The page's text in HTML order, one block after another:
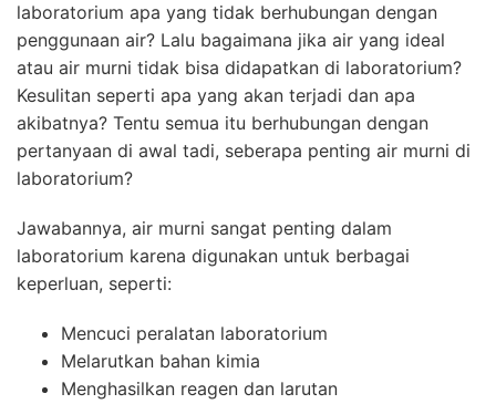
laboratorium apa yang tidak berhubungan dengan
penggunaan air? Lalu bagaimana jika air yang ideal
atau air murni tidak bisa didapatkan di laboratorium?
Kesulitan seperti apa yang akan terjadi dan apa
akibatnya? Tentu semua itu berhubungan dengan
pertanyaan di awal tadi, seberapa penting air murni di
laboratorium?
Jawabannya, air murni sangat penting dalam
laboratorium karena digunakan untuk berbagai
keperluan, seperti:
Mencuci peralatan laboratorium
Melarutkan bahan kimia
Menghasilkan reagen dan larutan